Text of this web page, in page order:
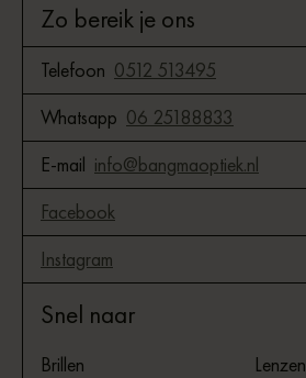
Zo bereik je ons
Telefoon 0512 513495
Whatsapp 06 25188833
E-mail info@bangmaoptiek.nl
Facebook
Instagram
Snel naar
Brillen
Lenzen